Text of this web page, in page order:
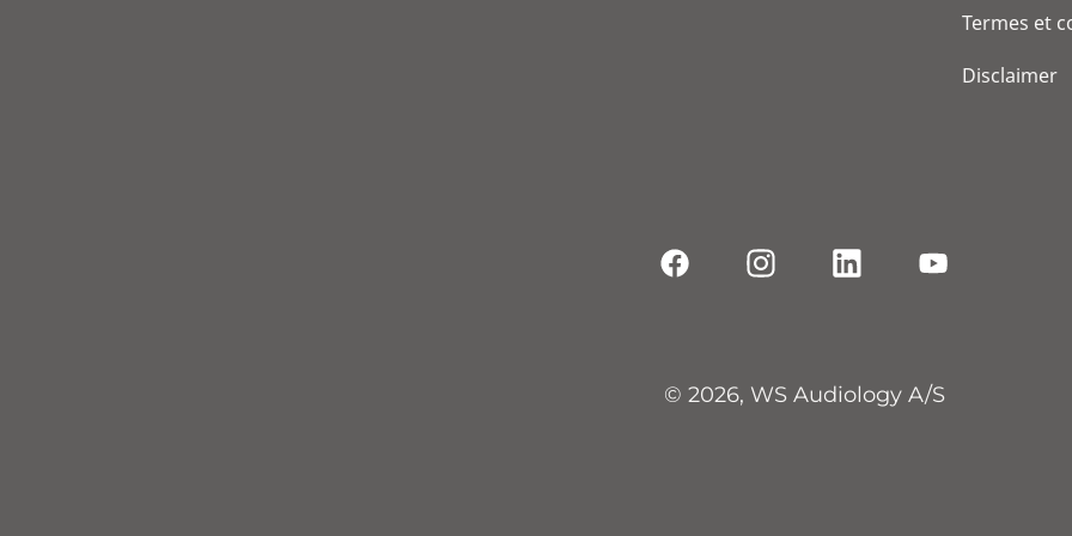
Termes et
Disclaimer
© 2026, WS Audiology A/S